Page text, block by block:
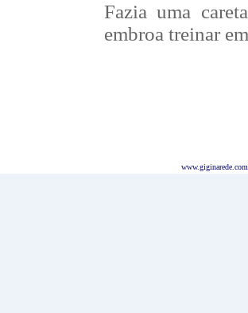
Fazia uma
embroa treinar